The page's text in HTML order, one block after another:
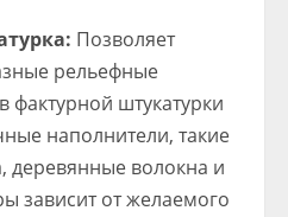
Позволяет
рельефные
фактурной штукатурки
наполнители, такие
деревянные волокна и
зависит от желаемого